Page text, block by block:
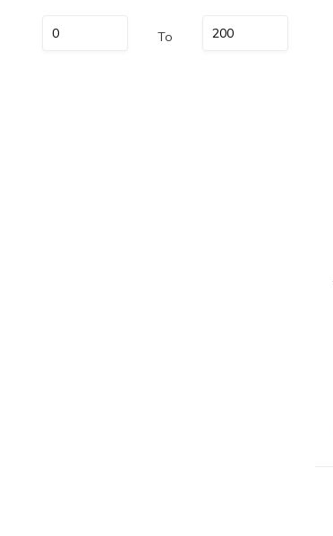
To